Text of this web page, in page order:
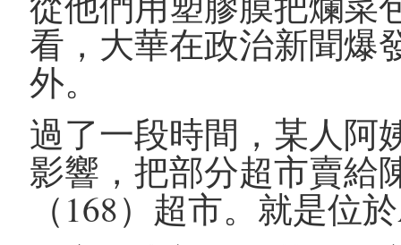
看，大華在政治新聞爆
外。
過了一段時間，某人阿
影響，把部分超市賣給
（168）超市。就是位